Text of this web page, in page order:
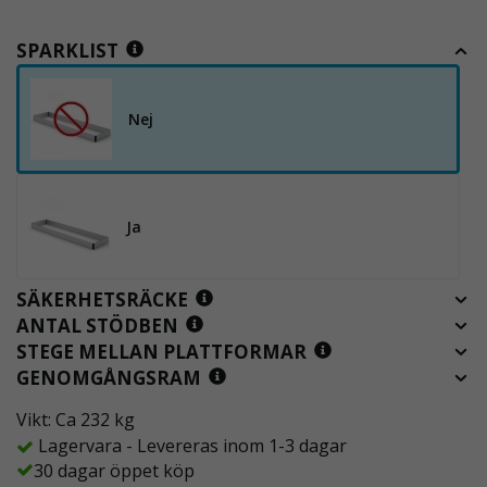
SPARKLIST
Nej
Ja
SÄKERHETSRÄCKE
ANTAL STÖDBEN
STEGE MELLAN PLATTFORMAR
GENOMGÅNGSRAM
Vikt: Ca 232 kg
Lagervara - Levereras inom 1-3 dagar
30 dagar öppet köp